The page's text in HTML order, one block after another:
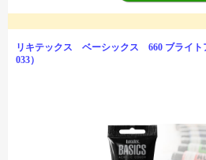
リキテックス ベーシックス 660 ブライト
033）